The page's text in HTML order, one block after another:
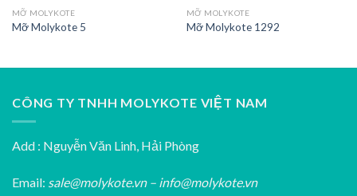
MỠ MOLYKOTE
Mỡ Molykote 5
MỠ MOLYKOTE
Mỡ Molykote 1292
CÔNG TY TNHH MOLYKOTE VIỆT NAM
Add : Nguyễn Văn Linh, Hải Phòng
Email: sale@molykote.vn – info@molykote.vn